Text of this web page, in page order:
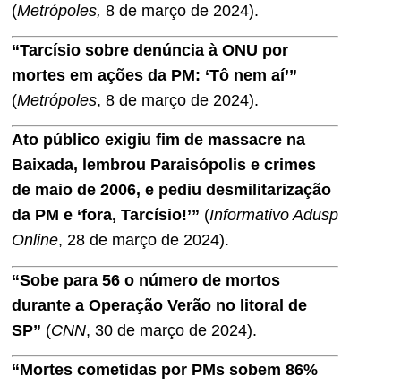
(Metrópoles, 8 de março de 2024).
“Tarcísio sobre denúncia à ONU por
mortes em ações da PM: ‘Tô nem aí’”
(Metrópoles, 8 de março de 2024).
Ato público exigiu fim de massacre na
Baixada, lembrou Paraisópolis e crimes
de maio de 2006, e pediu desmilitarização
da PM e ‘fora, Tarcísio!’” (Informativo Adusp
Online, 28 de março de 2024).
“Sobe para 56 o número de mortos
durante a Operação Verão no litoral de
SP” (CNN, 30 de março de 2024).
“Mortes cometidas por PMs sobem 86%